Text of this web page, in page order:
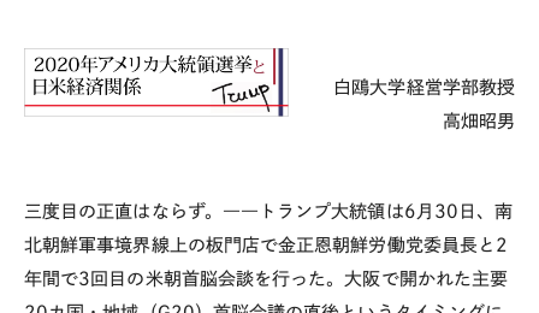
白鴎大学経営学部教授
高畑昭男
三度目の正直はならず。――トランプ大統領は6月30日、南
北朝鮮軍事境界線上の板門店で金正恩朝鮮労働党委員長と2
年間で3回目の米朝首脳会談を行った。大阪で開かれた主要